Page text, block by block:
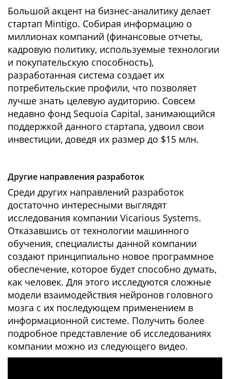
Большой акцент на бизнес-аналитику делает
стартап Mintigo. Собирая информацию о
миллионах компаний (финансовые отчеты,
кадровую политику, используемые технологии
и покупательскую способность),
разработанная система создает их
потребительские профили, что позволяет
лучше знать целевую аудиторию. Совсем
недавно фонд Sequoia Capital, занимающийся
поддержкой данного стартапа, удвоил свои
инвестиции, доведя их размер до $15 млн.
Другие направления разработок
Среди других направлений разработок
достаточно интересными выглядят
исследования компании Vicarious Systems.
Отказавшись от технологии машинного
обучения, специалисты данной компании
создают принципиально новое программное
обеспечение, которое будет способно думать,
как человек. Для этого исследуются сложные
модели взаимодействия нейронов головного
мозга с их последующем применением в
информационной системе. Получить более
подробное представление об исследованиях
компании можно из следующего видео.